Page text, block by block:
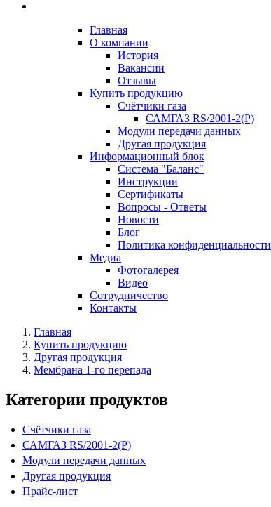
Главная
О компании
История
Вакансии
Отзывы
Купить продукцию
Счётчики газа
САМГАЗ RS/2001-2(Р)
Модули передачи данных
Другая продукция
Информационный блок
Система "Баланс"
Инструкции
Cертификаты
Вопросы - Ответы
Новости
Блог
Политика конфиденциальности
Медиа
Фотогалерея
Видео
Сотрудничество
Контакты
Главная
Купить продукцию
Другая продукция
Мембрана 1-го перепада
Категории продуктов
Счётчики газа
САМГАЗ RS/2001-2(Р)
Модули передачи данных
Другая продукция
Прайс-лист